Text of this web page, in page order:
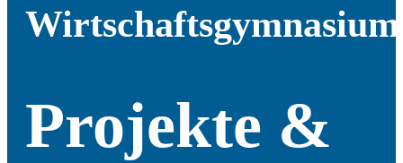
Wirtschaftsgymnasium
Projekte &